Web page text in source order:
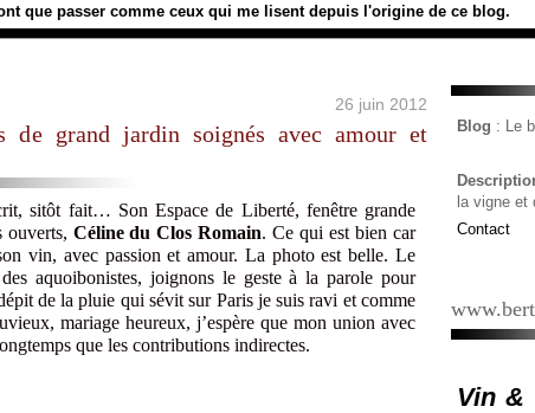
que passer comme ceux qui me lisent depuis l'origine de ce blog.
26 juin 2012
grand jardin soignés avec amour et
sitôt fait… Son Espace de Liberté, fenêtre grande
ouverts, Céline du Clos Romain. Ce qui est bien car
vin, avec passion et amour. La photo est belle. Le
aquoibonistes, joignons le geste à la parole pour
de la pluie qui sévit sur Paris je suis ravi et comme
mariage heureux, j’espère que mon union avec
que les contributions indirectes.
Blog : Le
la vigne et
Contact
Vin &